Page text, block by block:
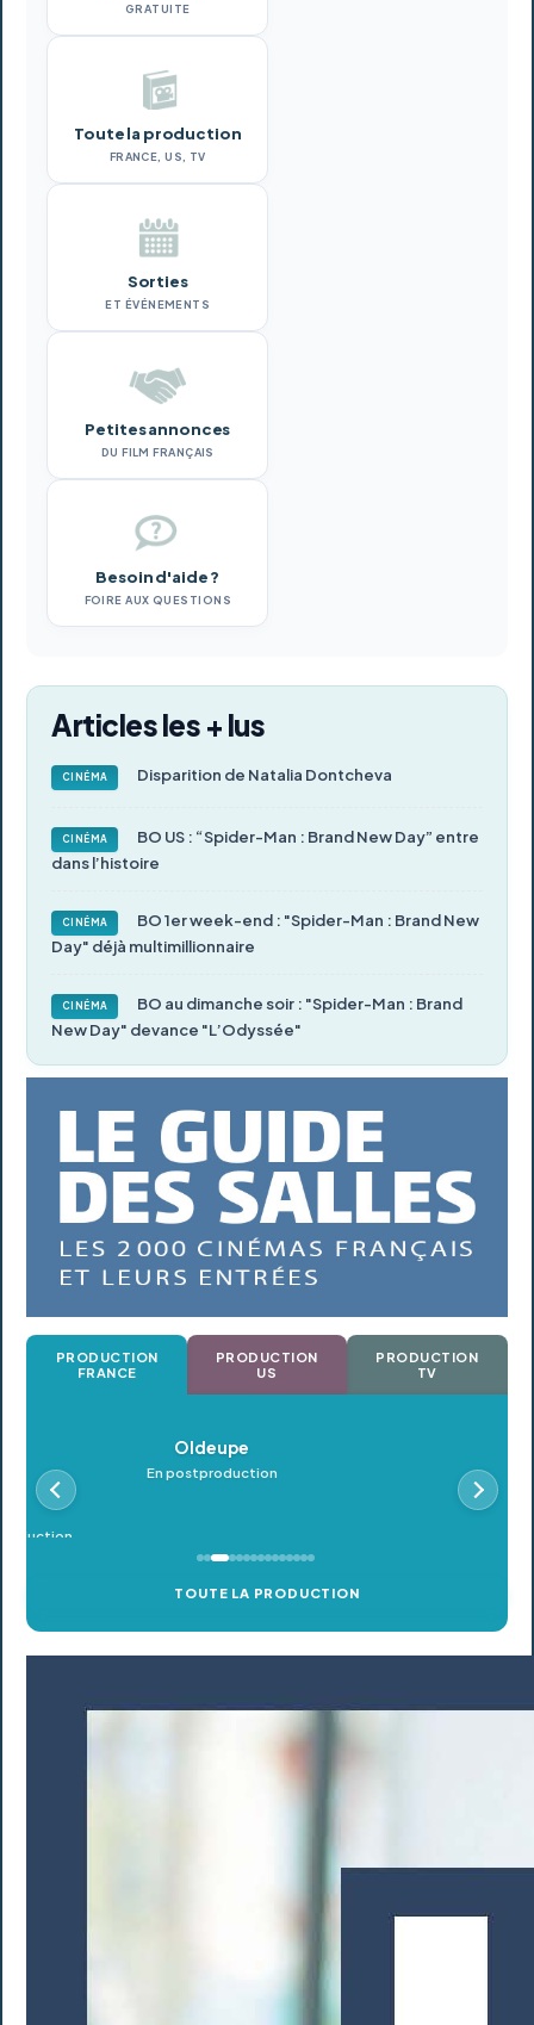
GRATUITE
Toute la production
FRANCE, US, TV
Sorties
ET ÉVÉNEMENTS
Petites annonces
DU FILM FRANÇAIS
Besoin d'aide ?
FOIRE AUX QUESTIONS
Articles les + lus
CINÉMA Disparition de Natalia Dontcheva
CINÉMA
BO US : “Spider-Man : Brand New Day” entre
dans l’histoire
CINÉMA
BO 1er week-end : "Spider-Man : Brand New
Day" déjà multimillionnaire
CINÉMA
BO au dimanche soir : "Spider-Man : Brand
New Day" devance "L’Odyssée"
PRODUCTION
FRANCE
PRODUCTION
US
PRODUCTION
TV
Oldeupe
En postproduction
TOUTE LA PRODUCTION